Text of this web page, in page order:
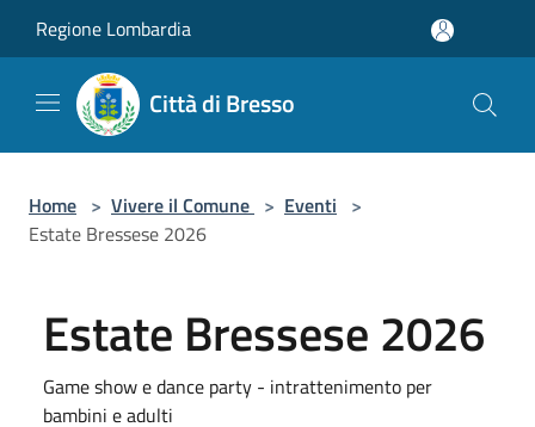
Regione Lombardia
Città di Bresso
Home > Vivere il Comune > Eventi >
Estate Bressese 2026
Estate Bressese 2026
Game show e dance party - intrattenimento per
bambini e adulti